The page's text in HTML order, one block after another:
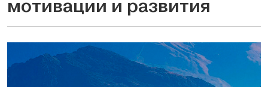
мотивации и развития